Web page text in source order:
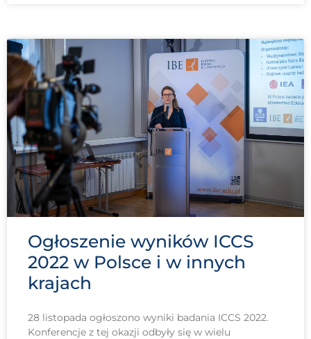
Ogłoszenie wyników ICCS
2022 w Polsce i w innych
krajach
28 listopada ogłoszono wyniki badania ICCS 2022.
Konferencje z tej okazji odbyły się w wielu